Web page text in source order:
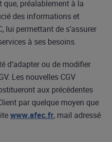
préalablement à la
des informations et
lui permettant de s’assurer
à ses besoins.
d’adapter ou de modifier
Les nouvelles CGV
aux précédentes
par quelque moyen que
www.afec.fr, mail adressé